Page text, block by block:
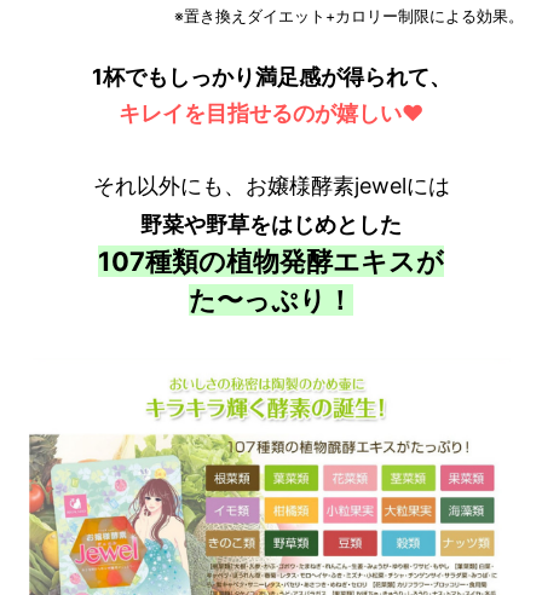
※置き換えダイエット+カロリー制限による効果。
1杯でもしっかり満足感が得られて、
キレイを目指せるのが嬉しい❤
それ以外にも、お嬢様酵素jewelには
野菜や野草をはじめとした
107種類の植物発酵エキスが
た〜っぷり！